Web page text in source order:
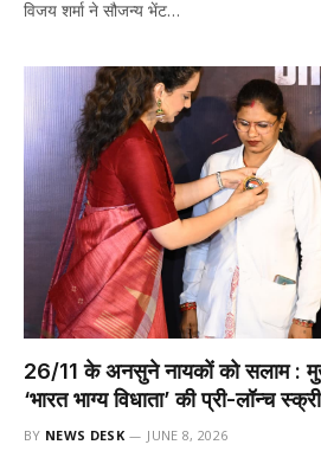
विजय शर्मा ने सौजन्य भेंट…
26/11 के अनसुने नायकों को सलाम :
‘भारत भाग्य विधाता’ की प्री-लॉन्च
BY NEWS DESK JUNE 8, 2026